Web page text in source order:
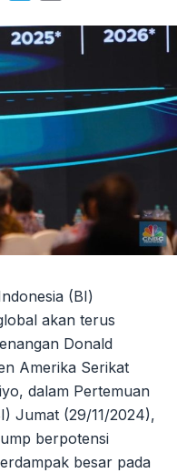
(BI)
akan terus
Donald
Amerika Serikat
dalam Pertemuan
Jumat (29/11/2024),
berpotensi
besar pada